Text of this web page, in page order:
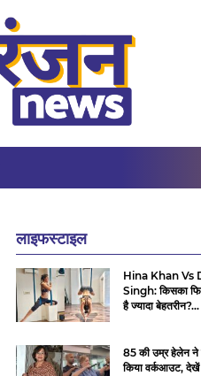
लाइफस्टाइल
Hina Khan Vs
Singh: किसका
है ज्यादा बेहतरीन?...
85 की उम्र हेलेन ने
किया वर्कआउट, देखें